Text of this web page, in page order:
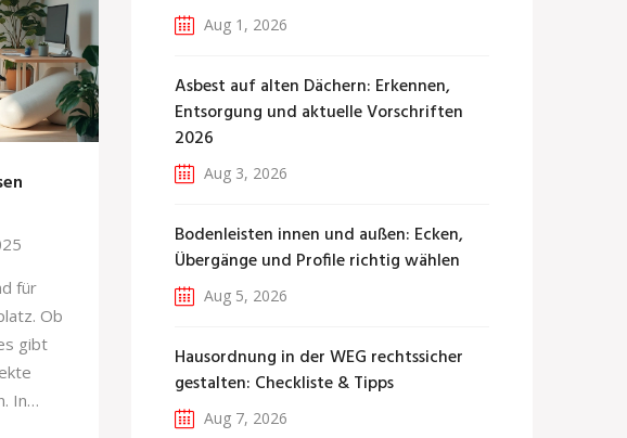
für
Ob
gibt
In
Aug 1, 2026
Asbest auf alten Dächern: Erkennen,
Entsorgung und aktuelle Vorschriften
2026
Aug 3, 2026
Bodenleisten innen und außen: Ecken,
Übergänge und Profile richtig wählen
Aug 5, 2026
Hausordnung in der WEG rechtssicher
gestalten: Checkliste & Tipps
Aug 7, 2026